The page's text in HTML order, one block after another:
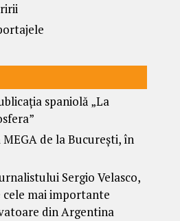
spaniolă „La
de la București, în
Sergio Velasco,
mai importante
din Argentina